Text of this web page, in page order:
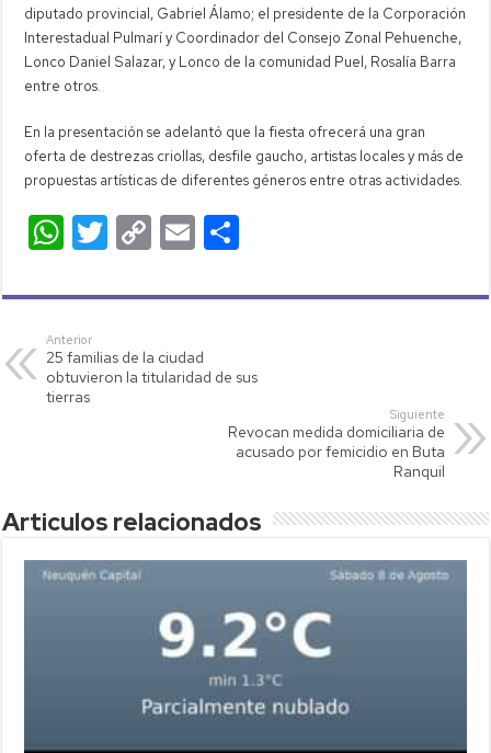
diputado provincial, Gabriel Álamo; el presidente de la Corporación
Interestadual Pulmarí y Coordinador del Consejo Zonal Pehuenche,
Lonco Daniel Salazar, y Lonco de la comunidad Puel, Rosalía Barra
entre otros.
En la presentación se adelantó que la fiesta ofrecerá una gran
oferta de destrezas criollas, desfile gaucho, artistas locales y más de
propuestas artísticas de diferentes géneros entre otras actividades.
W
at
s
A
p
T
tt
C
p
Li
E
ail m
ar
Anterior
25 familias de la ciudad
obtuvieron la titularidad de sus
tierras
Siguiente
Revocan medida domiciliaria de
acusado por femicidio en Buta
Ranquil
Articulos relacionados